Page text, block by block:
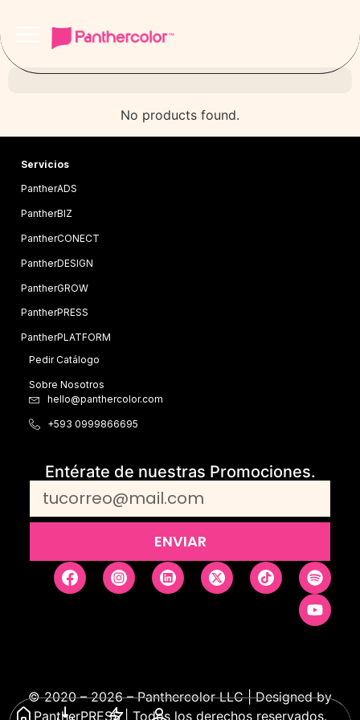
No products found.
Servicios
PantherADS
PantherBIZ
PantherCONECT
PantherDESIGN
PantherGROW
PantherPRESS
PantherPLATFORM
Pedir Catálogo
Sobre Nosotros
hello@panthercolor.com
+593 0999866695
Entérate de nuestras Promociones.
ENVIAR
© 2020 – 2026 – Panthercolor LLC | Designed by
PantherPRESS | Todos los derechos reservados.